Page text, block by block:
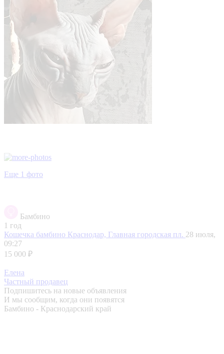
Еще 1 фото
Бамбино
1 год
Кошечка бамбино Краснодар, Главная городская пл. 28 июля,
09:27
15 000 ₽
Елена
Частный продавец
Подпишитесь на новые объявления
И мы сообщим, когда они появятся
Бамбино - Краснодарский край